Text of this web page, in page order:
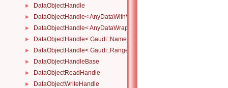
► DataObjectHandle
► DataObjectHandle< AnyDataWithViewWrapper< View, Owned > >
► DataObjectHandle< AnyDataWrapper< T > >
► DataObjectHandle< Gaudi::NamedRange_< T > >
► DataObjectHandle< Gaudi::Range_< T > >
► DataObjectHandleBase
► DataObjectReadHandle
► DataObjectWriteHandle